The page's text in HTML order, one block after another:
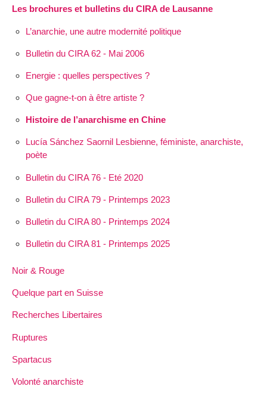
Les brochures et bulletins du CIRA de Lausanne
L’anarchie, une autre modernité politique
Bulletin du CIRA 62 - Mai 2006
Energie : quelles perspectives ?
Que gagne-t-on à être artiste ?
Histoire de l’anarchisme en Chine
Lucía Sánchez Saornil Lesbienne, féministe, anarchiste,
poète
Bulletin du CIRA 76 - Eté 2020
Bulletin du CIRA 79 - Printemps 2023
Bulletin du CIRA 80 - Printemps 2024
Bulletin du CIRA 81 - Printemps 2025
Noir & Rouge
Quelque part en Suisse
Recherches Libertaires
Ruptures
Spartacus
Volonté anarchiste